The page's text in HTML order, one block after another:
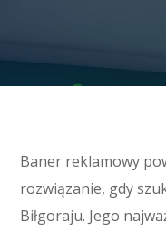
Baner reklamowy
rozwiązanie, gdy
Biłgoraju. Jego